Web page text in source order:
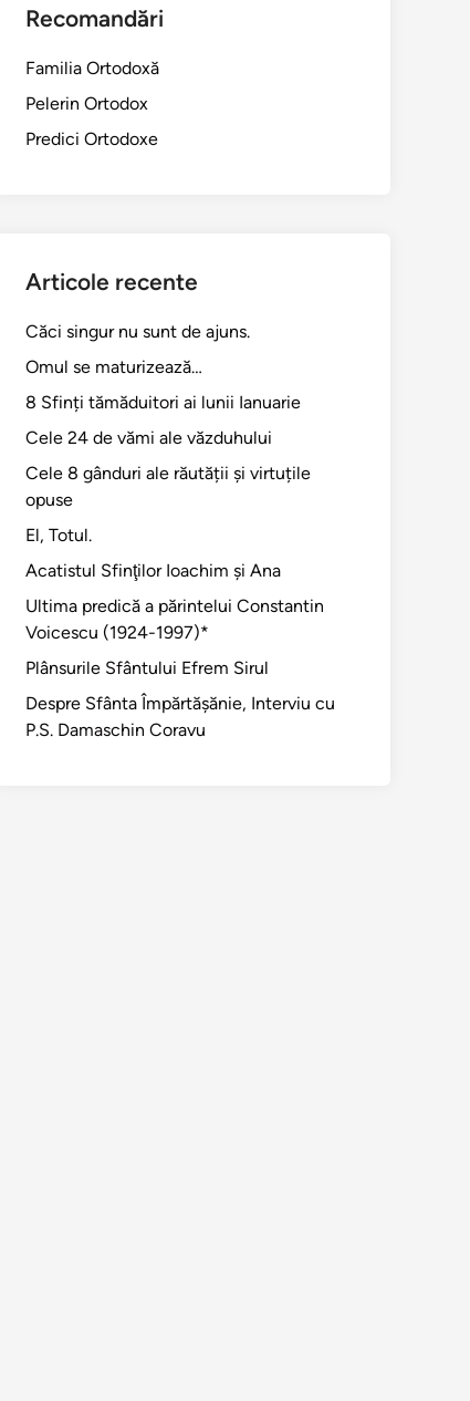
Recomandări
Familia Ortodoxă
Pelerin Ortodox
Predici Ortodoxe
Articole recente
Căci singur nu sunt de ajuns.
Omul se maturizează…
8 Sfinți tămăduitori ai lunii Ianuarie
Cele 24 de vămi ale văzduhului
Cele 8 gânduri ale răutății și virtuțile
opuse
El, Totul.
Acatistul Sfinţilor Ioachim şi Ana
Ultima predică a părintelui Constantin
Voicescu (1924-1997)*
Plânsurile Sfântului Efrem Sirul
Despre Sfânta Împărtăşănie, Interviu cu
P.S. Damaschin Coravu